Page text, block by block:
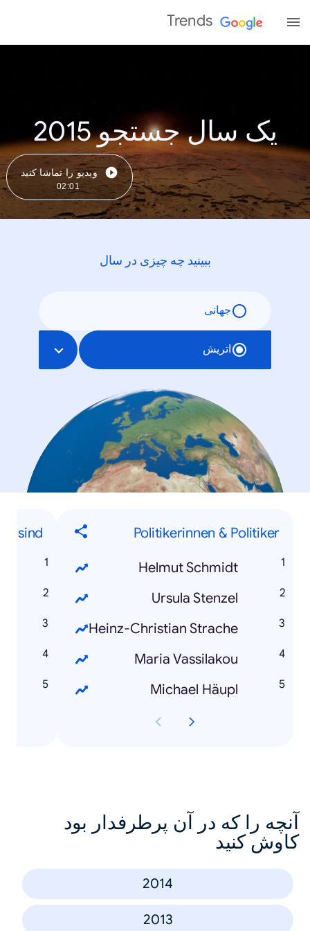
Trends
یک سال جستجو 2015
ویدیو را تماشا کنید
02:01
ببینید چه چیزی در سال
جهانی
اتریش
Politikerinnen & Politiker
Helmut Schmidt
Ursula Stenzel
Heinz-Christian Strache
Maria Vassilakou
Michael Häupl
sind...
آنچه را که در آن پرطرفدار بود
کاوش کنید
2014
2013